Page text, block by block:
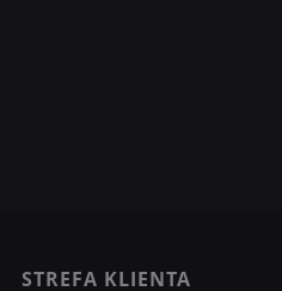
STREFA KLIENTA